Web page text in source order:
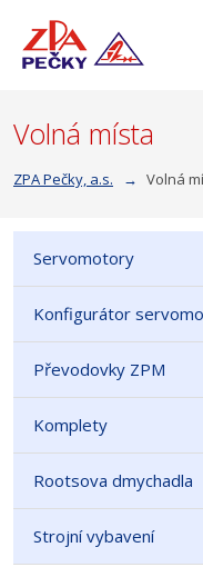
Volná místa
ZPA Pečky, a.s. Volná
Servomotory
Konfigurátor
Převodovky ZPM
Komplety
Rootsova dmychadla
Strojní vybavení